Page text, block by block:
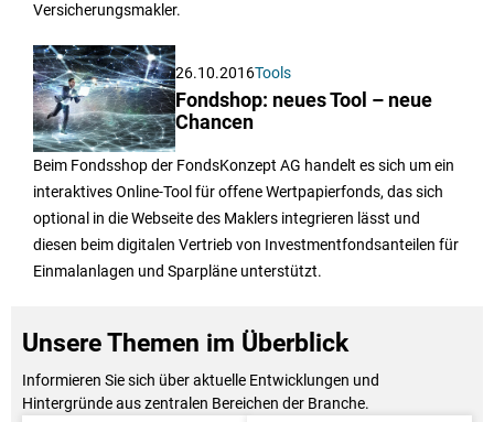
Versicherungsmakler.
26.10.2016Tools
Fondshop: neues Tool – neue
Chancen
Beim Fondsshop der FondsKonzept AG handelt es sich um ein
interaktives Online-Tool für offene Wertpapierfonds, das sich
optional in die Webseite des Maklers integrieren lässt und
diesen beim digitalen Vertrieb von Investmentfondsanteilen für
Einmalanlagen und Sparpläne unterstützt.
Unsere Themen im Überblick
Informieren Sie sich über aktuelle Entwicklungen und
Hintergründe aus zentralen Bereichen der Branche.